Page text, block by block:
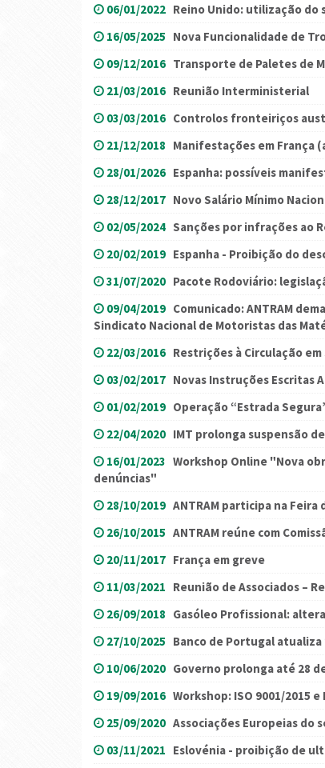
06/01/2022 Reino Unido: utilização do
16/05/2025 Nova Funcionalidade de
09/12/2016 Transporte de Paletes de
21/03/2016 Reunião Interministerial
03/03/2016 Controlos fronteiriços
21/12/2018 Manifestações em França
28/01/2026 Espanha: possíveis
28/12/2017 Novo Salário Mínimo
02/05/2024 Sanções por infrações ao
20/02/2019 Espanha - Proibição do
31/07/2020 Pacote Rodoviário:
09/04/2019 Comunicado: ANTRAM
Sindicato Nacional de Motoristas das
22/03/2016 Restrições à Circulação em
03/02/2017 Novas Instruções Escritas
01/02/2019 Operação “Estrada
22/04/2020 IMT prolonga suspensão
16/01/2023 Workshop Online "Nova
denúncias"
28/10/2019 ANTRAM participa na Feira
26/10/2015 ANTRAM reúne com
20/11/2017 França em greve
11/03/2021 Reunião de Associados –
26/09/2018 Gasóleo Profissional:
27/10/2025 Banco de Portugal
10/06/2020 Governo prolonga até 28
19/09/2016 Workshop: ISO 9001/2015 e
25/09/2020 Associações Europeias do
03/11/2021 Eslovénia - proibição de